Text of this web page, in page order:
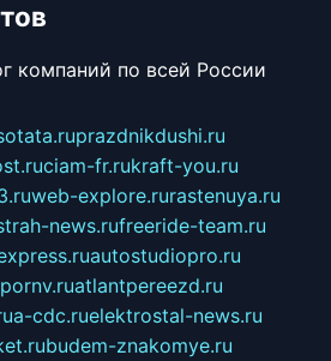
компаний по всей России
prazdnikdushi.ru
ciam-fr.rukraft-you.ru
web-explore.rurastenuya.ru
news.rufreeride-team.ru
autostudiopro.ru
pornv.ruatlantpereezd.ru
a-cdc.ruelektrostal-news.ru
budem-znakomye.ru